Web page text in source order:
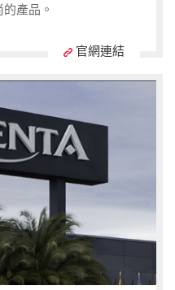
產品。
官網連結